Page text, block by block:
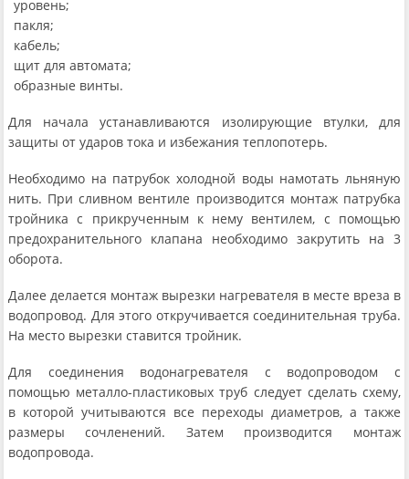
уровень;
пакля;
кабель;
щит для автомата;
образные винты.
Для начала устанавливаются изолирующие втулки, для
защиты от ударов тока и избежания теплопотерь.
Необходимо на патрубок холодной воды намотать льняную
нить. При сливном вентиле производится монтаж патрубка
тройника с прикрученным к нему вентилем, с помощью
предохранительного клапана необходимо закрутить на 3
оборота.
Далее делается монтаж вырезки нагревателя в месте вреза в
водопровод. Для этого откручивается соединительная труба.
На место вырезки ставится тройник.
Для соединения водонагревателя с водопроводом с
помощью металло-пластиковых труб следует сделать схему,
в которой учитываются все переходы диаметров, а также
размеры сочленений. Затем производится монтаж
водопровода.